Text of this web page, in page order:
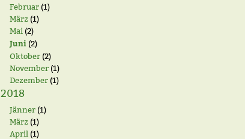
Februar(1)
März (1)
Mai (2)
Juni (2)
Oktober(2)
November(1)
Dezember(1)
2018
Jänner(1)
März (1)
April (1)